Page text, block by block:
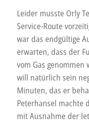
Leider musste Orly
Service-Route
war das endgültige
erwarten, dass der
vom Gas
will natürlich sein
Minuten, das er
Peterhansel machte
mit Ausnahme der